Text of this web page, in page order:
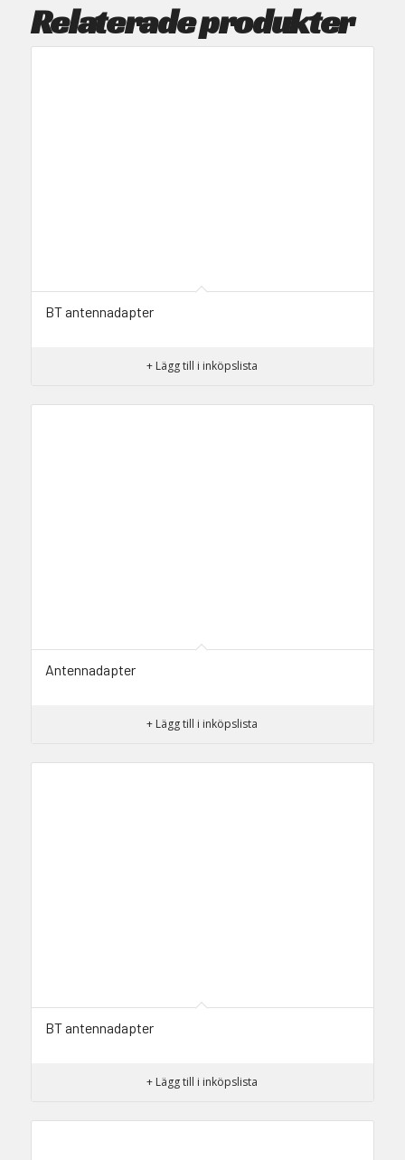
Relaterade produkter
BT antennadapter
+ Lägg till i inköpslista
Antennadapter
+ Lägg till i inköpslista
BT antennadapter
+ Lägg till i inköpslista